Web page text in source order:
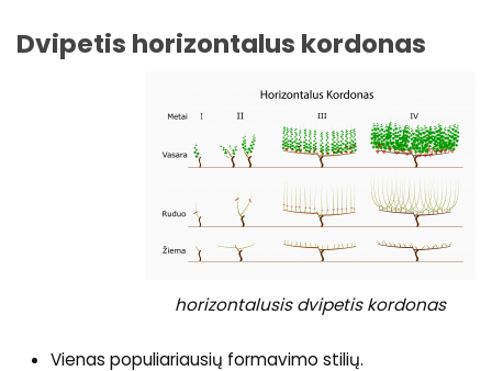
Dvipetis horizontalus kordonas
horizontalusis dvipetis kordonas
Vienas populiariausių formavimo stilių.